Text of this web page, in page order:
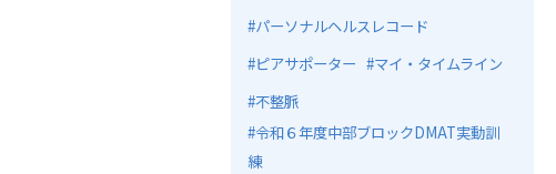
パーソナルヘルスレコード
ピアサポーター
マイ・タイムライン
不整脈
令和６年度中部ブロックDMAT実動訓
練